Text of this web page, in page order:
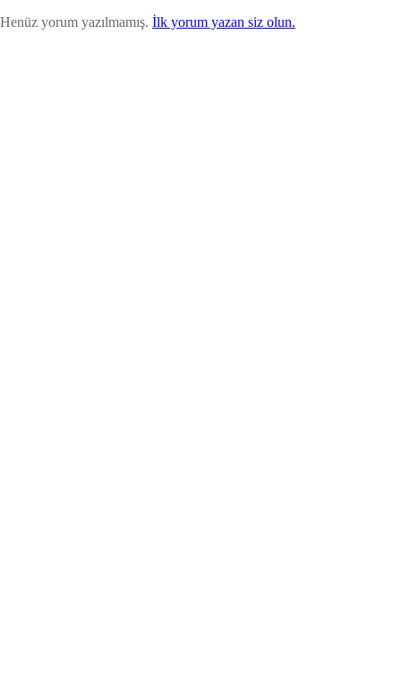
Henüz yorum yazılmamış. İlk yorum yazan siz olun.